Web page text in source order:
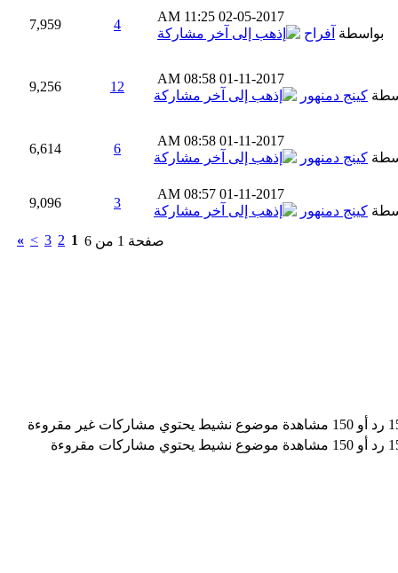
02-05-2017
11:25 AM
بواسطة آفراح
4
7,959
01-11-2017
08:58 AM
كينج دمنهور
12
9,256
01-11-2017
08:58 AM
كينج دمنهور
6
6,614
01-11-2017
08:57 AM
كينج دمنهور
3
9,096
صفحة 1 من 6 1
2
3
>
»
موضوع نشيط يحتوي مشاركات غير مقروءة
موضوع نشيط يحتوي مشاركات مقروءة